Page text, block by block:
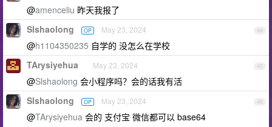
@amenceliu 昨天我报了
44
Slshaolong OP May 23, 2024
@h1104350235 自学的 没怎么在学校
45
TArysiyehua May 23, 2024
@Slshaolong 会小程序吗？会的话我有活
46
Slshaolong OP May 23, 2024
@TArysiyehua 会的 支付宝 微信都可以 base64